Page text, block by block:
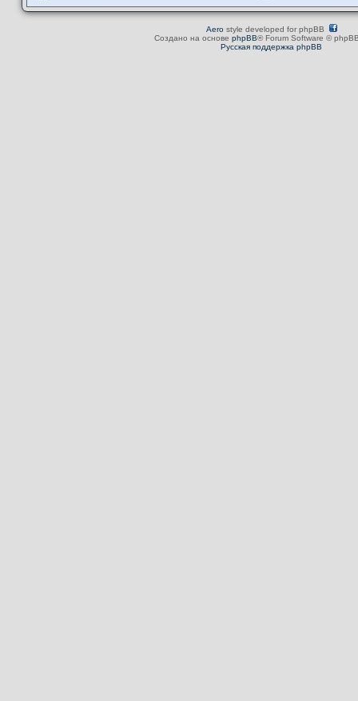
Aerostyle developed for phpBB
Создано на основе phpBB® Forum Software ©
Русская поддержка phpBB